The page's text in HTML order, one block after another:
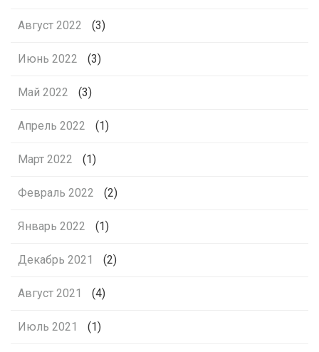
Август 2022 (3)
Июнь 2022 (3)
Май 2022 (3)
Апрель 2022 (1)
Март 2022 (1)
Февраль 2022 (2)
Январь 2022 (1)
Декабрь 2021 (2)
Август 2021 (4)
Июль 2021 (1)